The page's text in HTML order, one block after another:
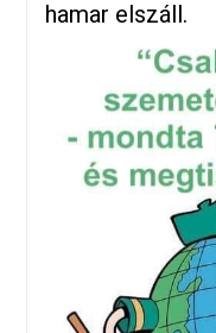
hamar elszáll.